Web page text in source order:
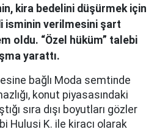
kira bedelini düşürmek için
isminin verilmesini şart
oldu. “Özel hüküm” talebi
yarattı.
bağlı Moda semtinde
konut piyasasındaki
sıra dışı boyutları gözler
Hulusi K. ile kiracı olarak